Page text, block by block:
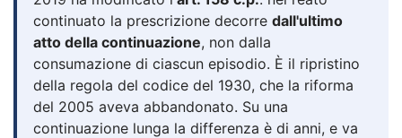
continuato la prescrizione decorre dall'ultimo
atto della continuazione, non dalla
consumazione di ciascun episodio. È il ripristino
della regola del codice del 1930, che la riforma
del 2005 aveva abbandonato. Su una
continuazione lunga la differenza è di anni, e va